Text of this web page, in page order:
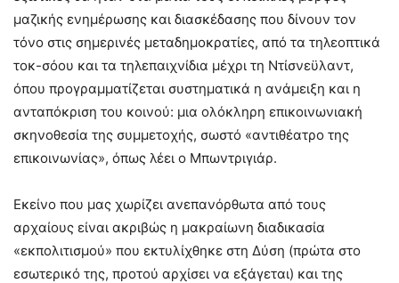
μαζικής ενημέρωσης και διασκέδασης που δίνουν τον
τόνο στις σημερινές μεταδημοκρατίες, από τα τηλεοπτικά
τοκ-σόου και τα τηλεπαιχνίδια μέχρι τη Ντίσνεϋλαντ,
όπου προγραμματίζεται συστηματικά η ανάμειξη και η
ανταπόκριση του κοινού: μια ολόκληρη επικοινωνιακή
σκηνοθεσία της συμμετοχής, σωστό «αντιθέατρο της
επικοινωνίας», όπως λέει ο Μπωντριγιάρ.
Εκείνο που μας χωρίζει ανεπανόρθωτα από τους
αρχαίους είναι ακριβώς η μακραίωνη διαδικασία
«εκπολιτισμού» που εκτυλίχθηκε στη Δύση (πρώτα στο
εσωτερικό της, προτού αρχίσει να εξάγεται) και της